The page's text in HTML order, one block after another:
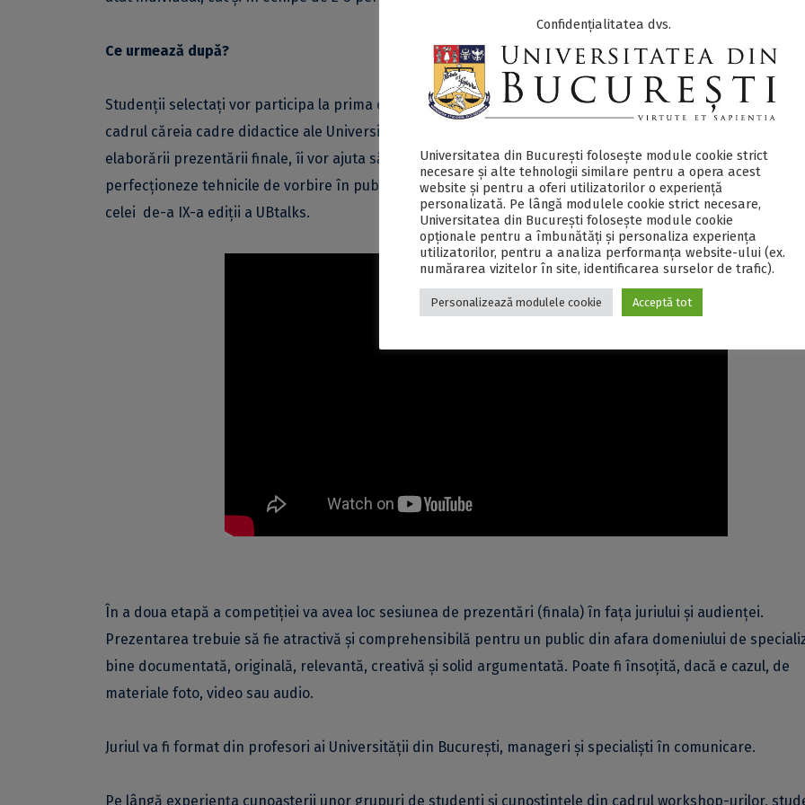
Ce urmează după?
Studenții selectați vor participa la prima etapă a competiției, ce constă într-o sesiune online de pregătire,
cadrul căreia cadre didactice ale Universității din București și experți în comunicare îi vor consilia în
elaborării prezentării finale, îi vor ajuta să pună bazele unor noi strategii de a-și vinde ideile și îi vor ajuta
perfecționeze tehnicile de vorbire în public. La finalul sesiunii de pregătire, coordonatorii vor decide
celei de-a IX-a ediții a UBtalks.
În a doua etapă a competiției va avea loc sesiunea de prezentări (finala) în fața juriului și audienței.
Prezentarea trebuie să fie atractivă și comprehensibilă pentru un public din afara domeniului de
bine documentată, originală, relevantă, creativă și solid argumentată. Poate fi însoțită, dacă e cazul, de
materiale foto, video sau audio.
Juriul va fi format din profesori ai Universității din București, manageri și specialiști în comunicare.
Pe lângă experiența cunoașterii unor grupuri de studenți și cunoștințele din cadrul workshop-urilor,
Confidențialitatea dvs.
Universitatea din București folosește module cookie strict
necesare și alte tehnologii similare pentru a opera acest
website și pentru a oferi utilizatorilor o experiență
personalizată. Pe lângă modulele cookie strict necesare,
Universitatea din București folosește module cookie
opționale pentru a îmbunătăți și personaliza experiența
utilizatorilor, pentru a analiza performanța website-ului (ex.
numărarea vizitelor în site, identificarea surselor de trafic).
Personalizează modulele cookie Acceptă tot